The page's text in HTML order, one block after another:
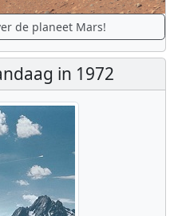
de planeet Mars!
in 1972